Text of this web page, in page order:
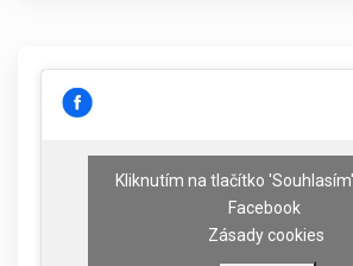
Kliknutím na tlačítko
Facebook
Zásady cookies